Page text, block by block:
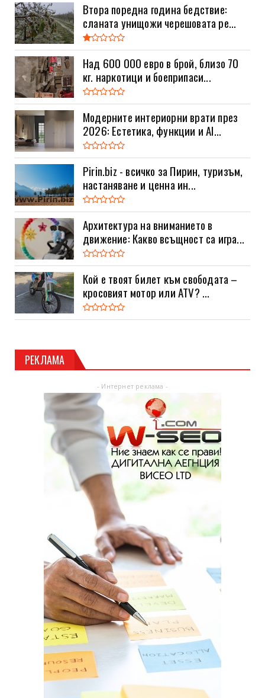
Втора поредна година бедствие:
сланата унищожи черешовата ре...
Над 600 000 евро в брой, близо 70
кг. наркотици и боеприпаси...
Модерните интериорни врати през
2026: Естетика, функции и AI...
Pirin.biz - всичко за Пирин, туризъм,
настаняване и ценна ин...
Архитектура на вниманието в
движение: Какво всъщност са игра...
Кой е твоят билет към свободата –
кросовият мотор или ATV? ...
РЕКЛАМА
- Интернет реклама -